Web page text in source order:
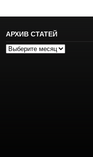
АРХИВ СТАТЕЙ
Архив